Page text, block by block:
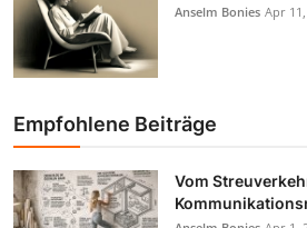
Anselm Bonies Apr
Empfohlene Beiträge
Vom